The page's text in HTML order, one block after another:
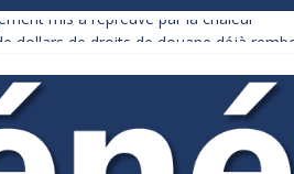
mis à l’épreuve par la chaleur
Andy Burnham recule sur l’impôt
milliardaire qui ne touche presque rien
russes vers l’étranger